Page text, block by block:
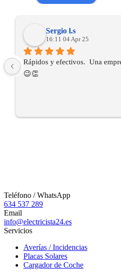
Sergio l.s
16:11 04 Apr 25
Rápidos y efectivos.  Una
😉👏
Teléfono / WhatsApp
634 537 289
Email
info@electricista24.es
Servicios
Averías / Incidencias
Placas Solares
Cargador de Coche